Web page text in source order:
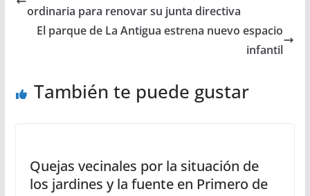
ordinaria para renovar su junta directiva
El parque de La Antigua estrena nuevo espacio
infantil
También te puede gustar
Quejas vecinales por la situación de
los jardines y la fuente en Primero de